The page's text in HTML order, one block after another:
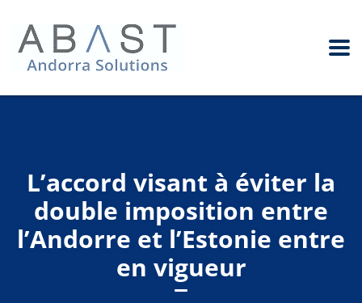
L’accord visant à éviter la
double imposition entre
l’Andorre et l’Estonie entre
en vigueur